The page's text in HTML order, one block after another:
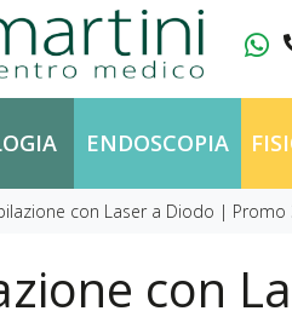
ENDOSCOPIA
con Laser a Diodo | Promo
con